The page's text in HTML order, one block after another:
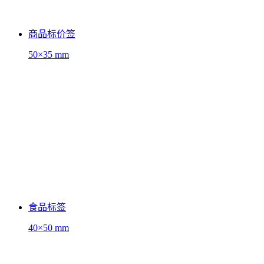
商品标价签
50×35 mm
食品标签
40×50 mm